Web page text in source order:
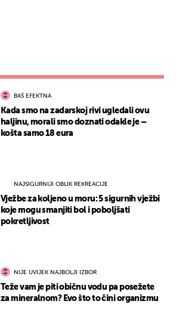
BAŠ EFEKTNA
Kada smo na zadarskoj rivi ugledali ovu
haljinu, morali smo doznati odakle je –
košta samo 18 eura
NAJSIGURNIJI OBLIK REKREACIJE
Vježbe za koljeno u moru: 5 sigurnih vježbi
koje mogu smanjiti bol i poboljšati
pokretljivost
NIJE UVIJEK NAJBOLJI IZBOR
Teže vam je piti običnu vodu pa posežete
za mineralnom? Evo što to čini organizmu